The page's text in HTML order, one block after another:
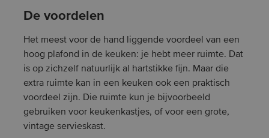
De voordelen
Het meest voor de hand liggende voordeel van een
hoog plafond in de keuken: je hebt meer ruimte. Dat
is op zichzelf natuurlijk al hartstikke fijn. Maar die
extra ruimte kan in een keuken ook een praktisch
voordeel zijn. Die ruimte kun je bijvoorbeeld
gebruiken voor keukenkastjes, of voor een grote,
vintage servieskast.